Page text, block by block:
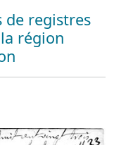
de registres
région